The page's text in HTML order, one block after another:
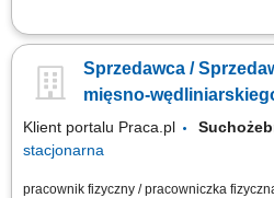
Twoje główne zadania: zapewnienie
towarów na dziale świeżym - mięso,
terminów przydatności do spożycia,
Sprzedawca /
mięsno-
Klient portalu Praca.pl
stacjonarna
pracownik fizyczny / pracowniczka